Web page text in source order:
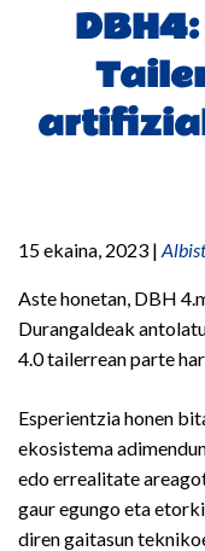
15 ekaina, 2023 |
Aste honetan, DBH
Durangaldeak
4.0 tailerrean parte
Esperientzia honen
ekosistema
edo errealitate
gaur egungo eta
diren gaitasun